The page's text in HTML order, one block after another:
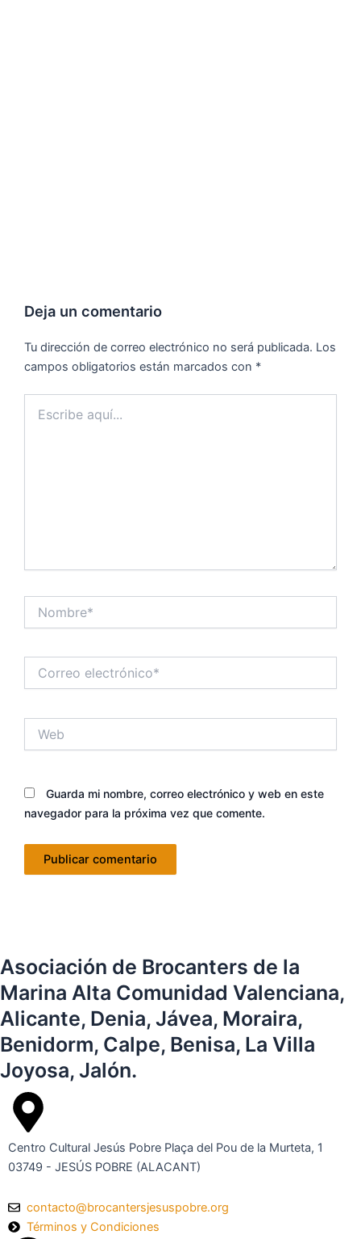
Deja un comentario
Tu dirección de correo electrónico no será publicada. Los
campos obligatorios están marcados con *
aquí...
electrónico*
Guarda mi nombre, correo electrónico y web en este
navegador para la próxima vez que comente.
Asociación de Brocanters de la
Marina Alta Comunidad Valenciana,
Alicante, Denia, Jávea, Moraira,
Benidorm, Calpe, Benisa, La Villa
Joyosa, Jalón.
Centro Cultural Jesús Pobre Plaça del Pou de la Murteta, 1
03749 - JESÚS POBRE (ALACANT)
contacto@brocantersjesuspobre.org
Términos y Condiciones